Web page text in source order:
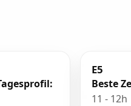
E5
Beste
11 - 12h